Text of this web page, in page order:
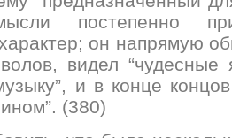
постепенно
он напрямую
видел
и в конце
(380)